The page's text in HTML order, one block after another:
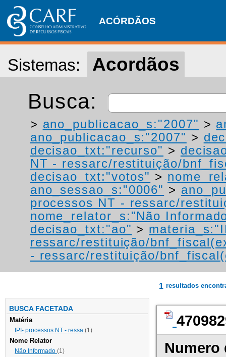
ACÓRDÃOS
Sistemas: Acordãos
Busca:
> ano_publicacao_s:"2007" >
ano_publicacao_s:"2007" >
decisao_txt:"recurso" >
NT - ressarc/restituição/
decisao_txt:"votos" >
ano_sessao_s:"0006" >
processos NT - ressarc/
nome_relator_s:"Não
decisao_txt:"ao" >
ressarc/restituição/
- ressarc/restituição/
BUSCA FACETADA
Matéria
IPI- processos NT - ressa (1)
Nome Relator
Não Informado (1)
1 resultados
Numero